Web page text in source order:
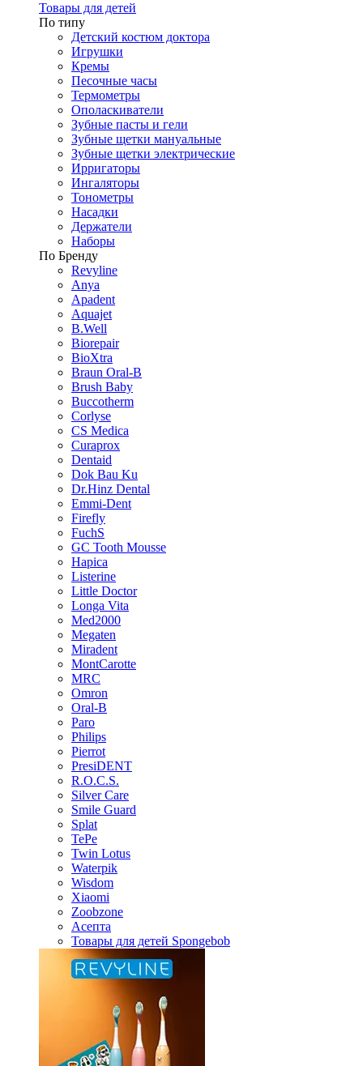
Товары для детей
По типу
Детский костюм доктора
Игрушки
Кремы
Песочные часы
Термометры
Ополаскиватели
Зубные пасты и гели
Зубные щетки мануальные
Зубные щетки электрические
Ирригаторы
Ингаляторы
Тонометры
Насадки
Держатели
Наборы
По Бренду
Revyline
Anya
Apadent
Aquajet
B.Well
Biorepair
BioXtra
Braun Oral-B
Brush Baby
Buccotherm
Corlyse
CS Medica
Curaprox
Dentaid
Dok Bau Ku
Dr.Hinz Dental
Emmi-Dent
Firefly
FuchS
GC Tooth Mousse
Hapica
Listerine
Little Doctor
Longa Vita
Med2000
Megaten
Miradent
MontCarotte
MRC
Omron
Oral-B
Paro
Philips
Pierrot
PresiDENT
R.O.C.S.
Silver Care
Smile Guard
Splat
TePe
Twin Lotus
Waterpik
Wisdom
Xiaomi
Zoobzone
Асепта
Товары для детей Spongebob